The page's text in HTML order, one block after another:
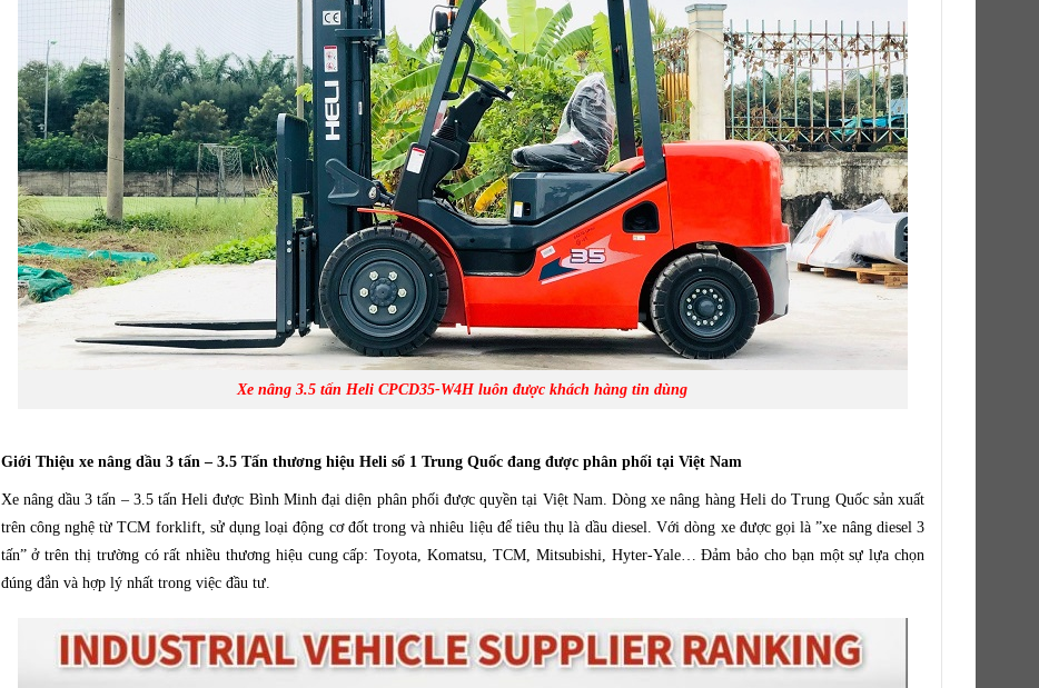
Xe nâng 3.5 tấn Heli CPCD35-W4H luôn được khách hàng tin dùng
Giới Thiệu xe nâng dầu 3 tấn – 3.5 Tấn thương hiệu Heli số 1 Trung Quốc đang được phân phối tại Việt Nam
Xe nâng dầu 3 tấn – 3.5 tấn Heli được Bình Minh đại diện phân phối được quyền tại Việt Nam. Dòng xe nâng hàng Heli do Trung Quốc sản xuất
trên công nghệ từ TCM forklift, sử dụng loại động cơ đốt trong và nhiêu liệu để tiêu thụ là dầu diesel. Với dòng xe được gọi là ”xe nâng diesel 3
tấn” ở trên thị trường có rất nhiều thương hiệu cung cấp: Toyota, Komatsu, TCM, Mitsubishi, Hyter-Yale… Đảm bảo cho bạn một sự lựa chọn
đúng đắn và hợp lý nhất trong việc đầu tư.